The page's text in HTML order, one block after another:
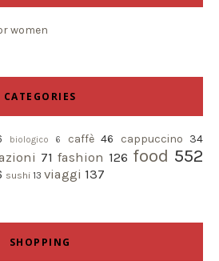
CATEGORIES
biologico 6 caffè 46 cappuccino 34
71 fashion 126 food 552
sushi 13 viaggi 137
SHOPPING